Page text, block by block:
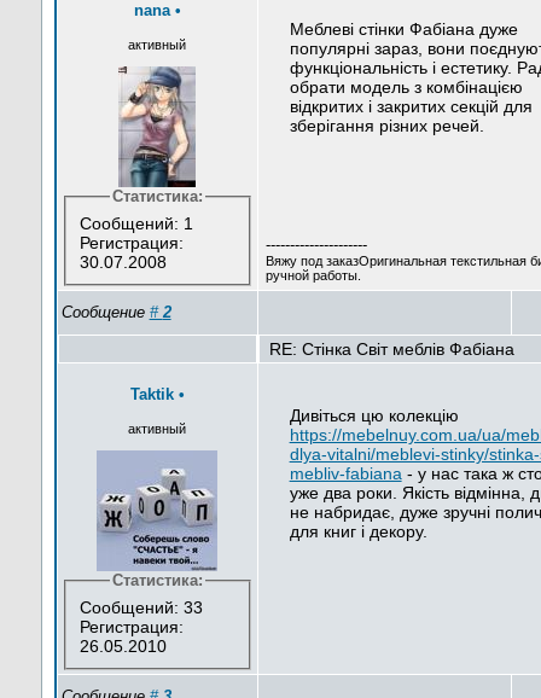
nana •
активный
Статистика:
Сообщений: 1
Регистрация:
30.07.2008
Меблеві стінки Фабіана дуже
популярні зараз, вони
функціональність і естетику.
обрати модель з комбінацією
відкритих і закритих секцій для
зберігання різних речей.
---------------------
Вяжу под заказОригинальная текстильная
ручной работы.
Сообщение #2
RE: Стінка Світ меблів Фабіана
Taktik •
активный
Статистика:
Сообщений: 33
Регистрация:
26.05.2010
Дивіться цю колекцію
https://mebelnuy.com.ua/ua/
dlya-vitalni/meblevi-stinky/
mebliv-fabiana- у нас така ж
уже два роки. Якість відмінна,
не набридає, дуже зручні
для книг і декору.